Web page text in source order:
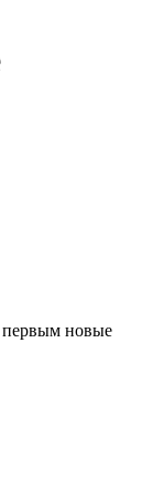
первым новые